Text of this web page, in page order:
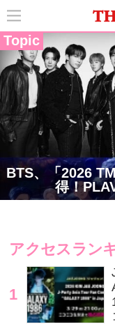
Topic
BTS、「2026
得！
アクセスラン
1